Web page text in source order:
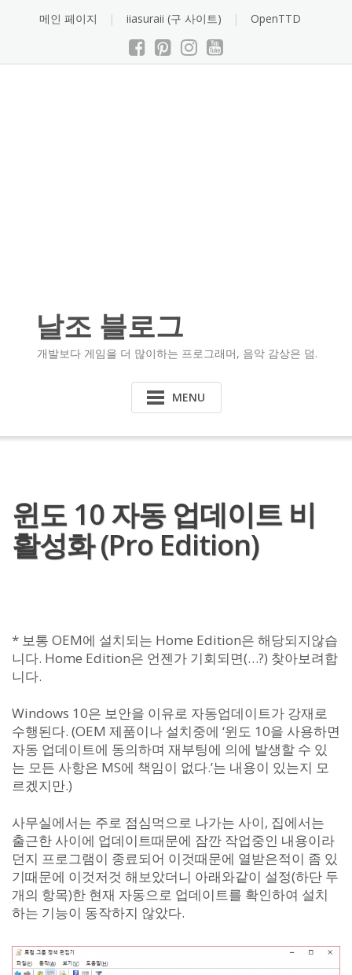
메인 페이지 iiasuraii (구 사이트) OpenTTD
날조 블로그
개발보다 게임을 더 많이하는 프로그래머, 음악 감상은 덤.
MENU
윈도 10 자동 업데이트 비
활성화 (Pro Edition)
* 보통 OEM에 설치되는 Home Edition은 해당되지않습
니다. Home Edition은 언젠가 기회되면(…?) 찾아보려합
니다.
Windows 10은 보안을 이유로 자동업데이트가 강재로
수행된다. (OEM 제품이나 설치중에 ‘윈도 10을 사용하면
자동 업데이트에 동의하며 재부팅에 의에 발생할 수 있
는 모든 사항은 MS에 책임이 없다.’는 내용이 있는지 모
르겠지만.)
사무실에서는 주로 점심먹으로 나가는 사이, 집에서는
출근한 사이에 업데이트때문에 잠깐 작업중인 내용이라
던지 프로그램이 종료되어 이것때문에 열받은적이 좀 있
기때문에 이것저것 해보았더니 아래와같이 설정(하단 두
개의 항목)한 현재 자동으로 업데이트를 확인하여 설치
하는 기능이 동작하지 않았다.